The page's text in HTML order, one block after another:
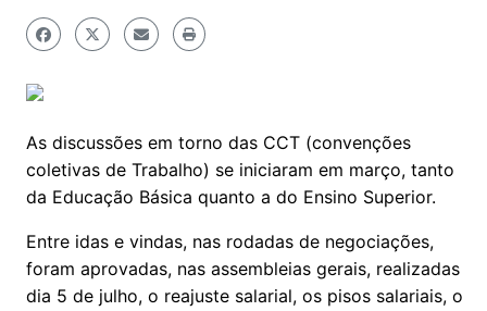
As discussões em torno das CCT (convenções
coletivas de Trabalho) se iniciaram em março, tanto
da Educação Básica quanto a do Ensino Superior.
Entre idas e vindas, nas rodadas de negociações,
foram aprovadas, nas assembleias gerais, realizadas
dia 5 de julho, o reajuste salarial, os pisos salariais, o